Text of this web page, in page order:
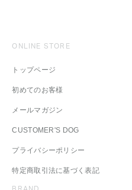
ONLINE STORE
トップページ
初めてのお客様
メールマガジン
CUSTOMER'S DOG
プライバシーポリシー
特定商取引法に基づく表記